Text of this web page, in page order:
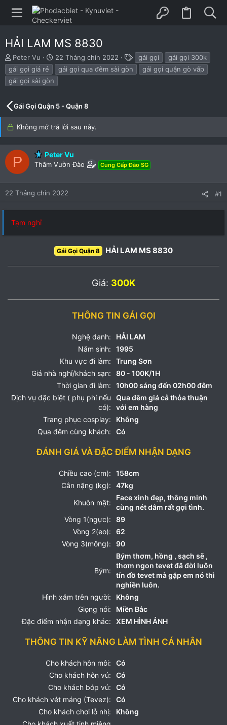
HẢI LAM MS 8830
B
ắ
t
đ
u
Peter Vu
N
g
à
ắ
t
ầ
22 Tháng chín 2022
h
ẻ
gái gọi
gái gọi 300k
gái gọi giá rẻ
gái gọi qua đêm sài gòn
gái gọi quận gò vấp
gái gọi sài gòn
Gái Gọi Quận 5 - Quận 8
Không mở trả lời sau này.
P Peter Vu
Thăm Vườn Đào Cung Cấp Đào SG
22 Tháng chín 2022 #1
Tạm nghỉ
Gái Gọi Quận 8 HẢI LAM MS 8830
Giá: 300K
THÔNG TIN GÁI GỌI
Nghệ danh:
HẢI LAM
Năm sinh:
1995
Khu vực đi làm:
Trung Sơn
Giá nhà nghỉ/khách sạn:
80 - 100K/1H
Thời gian đi làm:
10h00 sáng đến 02h00 đêm
Dịch vụ đặc biệt ( phụ phí nếu
có):
Qua đêm giá cả thỏa thuận
với em hàng
Trang phục cosplay:
Không
Qua đêm cùng khách:
Có
ĐÁNH GIÁ VÀ ĐẶC ĐIỂM NHẬN DẠNG
Chiều cao (cm):
158cm
Cân nặng (kg):
47kg
Khuôn mặt:
Face xinh đẹp, thông minh
cùng nét dâm rất gợi tình.
Vòng 1(ngực):
89
Vòng 2(eo):
62
Vòng 3(mông):
90
Bým:
Bým thơm, hồng , sạch sẽ ,
thơm ngon tevet đã đời luôn
tín đồ tevet mà gặp em nó thì
nghiền luôn.
Hình xăm trên người:
Không
Giọng nói:
Miền Bắc
Đặc điểm nhận dạng khác:
XEM HÌNH ẢNH
THÔNG TIN KỸ NĂNG LÀM TÌNH CÁ NHÂN
Cho khách hôn môi:
Có
Cho khách hôn vú:
Có
Cho khách bóp vú:
Có
Cho khách vét máng (Tevez):
Có
Cho khách chơi lỗ nhị:
Không